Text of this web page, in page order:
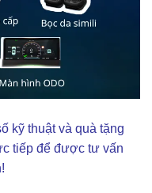
kỹ thuật và quà tặng
tiếp để được tư vấn